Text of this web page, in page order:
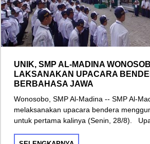
UNIK, SMP AL-MADINA
LAKSANAKAN UPACARA
BERBAHASA JAWA
Wonosobo, SMP Al-Madina -- SMP Al-
melaksanakan upacara bendera
untuk pertama kalinya (Senin, 28/8).